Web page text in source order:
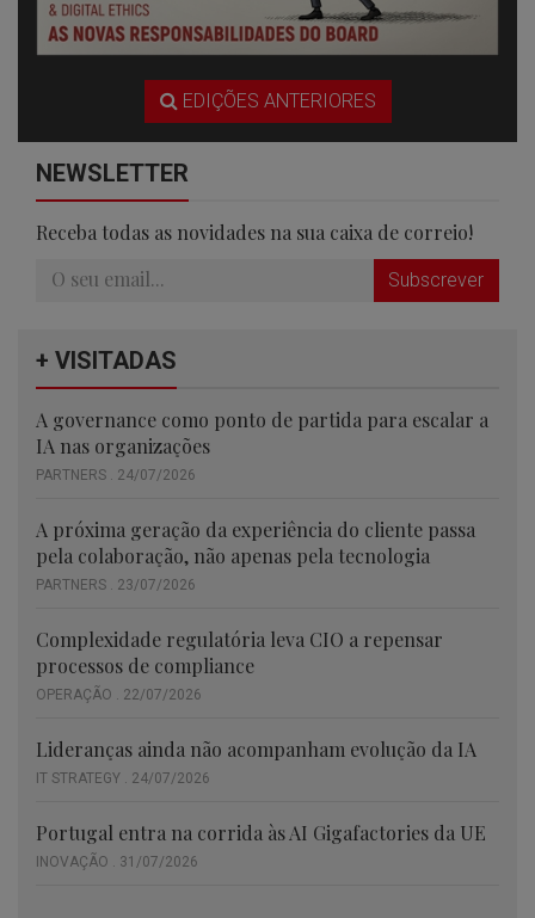
EDIÇÕES ANTERIORES
NEWSLETTER
Receba todas as novidades na sua caixa de correio!
Subscrever
+ VISITADAS
A governance como ponto de partida para escalar a
IA nas organizações
PARTNERS . 24/07/2026
A próxima geração da experiência do cliente passa
pela colaboração, não apenas pela tecnologia
PARTNERS . 23/07/2026
Complexidade regulatória leva CIO a repensar
processos de compliance
OPERAÇÃO . 22/07/2026
Lideranças ainda não acompanham evolução da IA
IT STRATEGY . 24/07/2026
Portugal entra na corrida às AI Gigafactories da UE
INOVAÇÃO . 31/07/2026